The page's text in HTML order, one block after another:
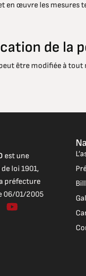
en œuvre les
de la
être modifiée à
est une
loi 1901,
préfecture
06/01/2005
Y